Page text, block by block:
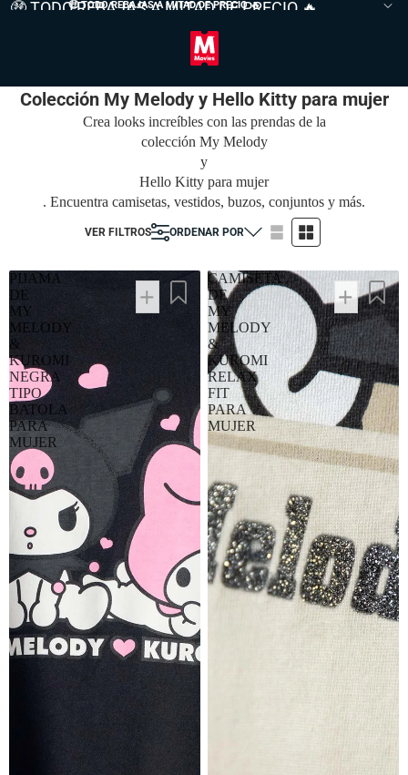
🤑 TODO REBAJAS A MITAD DE PRECIO🔥
🤑 TODO REBAJAS A MITAD DE PRECIO 🔥
Colección My Melody y Hello Kitty para mujer
Crea looks increíbles con las prendas de la
colección My Melody
y
Hello Kitty para mujer
. Encuentra camisetas, vestidos, buzos, conjuntos y más.
VER FILTROS ORDENAR POR
PIJAMA
DE
MY
MELODY
&
KUROMI
NEGRA
TIPO
BATOLA
PARA
MUJER
CAMISETA
DE
MY
MELODY
&
KUROMI
RELAX
FIT
PARA
MUJER